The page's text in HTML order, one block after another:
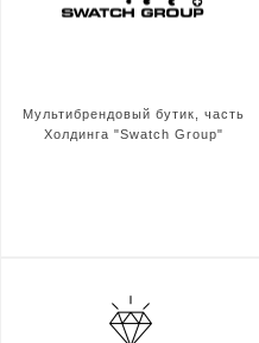
Мультибрендовый бутик, часть
Холдинга "Swatch Group"